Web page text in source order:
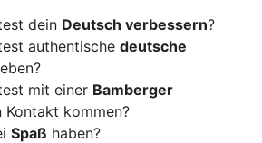
dein Deutsch verbessern?
authentische deutsche
mit einer Bamberger
Kontakt kommen?
Spaß haben?